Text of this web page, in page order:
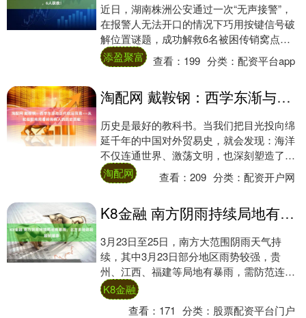
近日，湖南株洲公安通过一次“无声接警”，
在报警人无法开口的情况下巧用按键信号破
解位置谜题，成功解救6名被困传销窝点的
群众。 3月9日，株洲市公安局情报指挥中心
指....
添盈聚富 查看： 199 分类：配资平台app
淘配网 戴鞍钢：西学东渐与近代航运贸易——从轮船招商局看岭南商人的历史贡献
历史是最好的教科书。当我们把目光投向绵
延千年的中国对外贸易史，就会发现：海洋
不仅连通世界、激荡文明，也深刻塑造了中
国经济社会的演进轨迹。 江南文化孕育的上
海，地....
淘配网 查看：209 分类：配资开户网
K8金融 南方阴雨持续局地有暴雨，北方多地体验超前暖意
3月23日至25日，南方大范围阴雨天气持
续，其中3月23日部分地区雨势较强，贵
州、江西、福建等局地有暴雨，需防范连续
降雨对交通、农业等方面的影响。同时，各
地气温....
K8金融
查看： 171 分类： 股票配资平台门户